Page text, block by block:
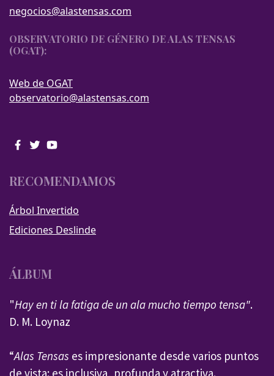
negocios@alastensas.com
OBSERVATORIO DE GÉNERO DE ALAS TENSAS
(OGAT):
Web de OGAT
observatorio@alastensas.com
RECOMENDAMOS
Árbol Invertido
Ediciones Deslinde
ÁLBUM
"Hay en ti la fatiga de un ala mucho tiempo tensa".
D. M. Loynaz
“Alas Tensas es impresionante desde varios puntos
de vista: es inclusiva, profunda y atractiva.